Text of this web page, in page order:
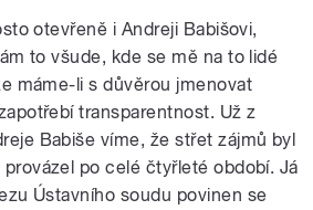
otevřeně i Andreji Babišovi,
to všude, kde se mě na to lidé
máme-li s důvěrou jmenovat
transparentnost. Už z
Babiše víme, že střet zájmů byl
po celé čtyřleté období. Já
Ústavního soudu povinen se